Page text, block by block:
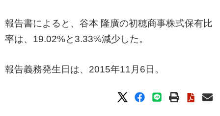
報告書によると、谷本 隆廣の初穂商事株式保有比
率は、19.02%と3.33%減少した。
報告義務発生日は、2015年11月6日。